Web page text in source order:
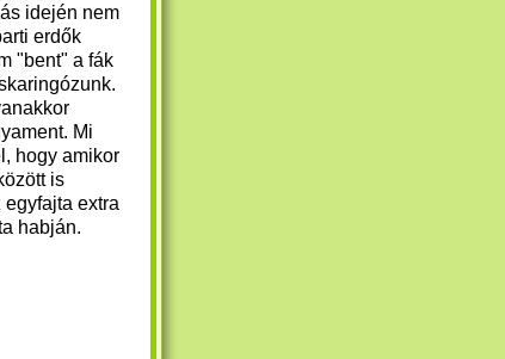
idején nem
erdők
"bent" a fák
Mi
hogy amikor
is
egyfajta extra
habján.